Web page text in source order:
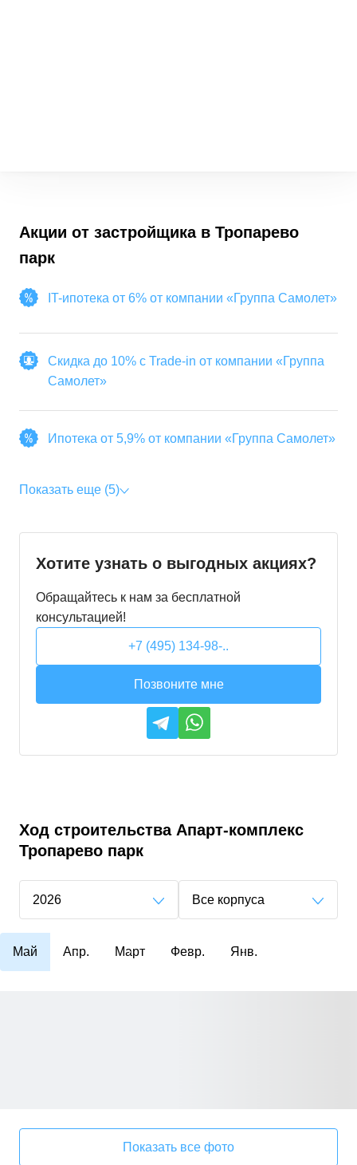
Акции от застройщика в Тропарево
парк
IT-ипотека от 6% от компании «Группа Самолет»
Скидка до 10% с Trade-in от компании «Группа
Самолет»
Ипотека от 5,9% от компании «Группа Самолет»
Показать еще (5)
Хотите узнать о выгодных акциях?
Обращайтесь к нам за бесплатной
консультацией!
+7 (495) 134-98-..
Позвоните мне
Ход строительства Апарт-комплекс
Тропарево парк
2026 Все корпуса
Май Апр. Март Февр. Янв.
Показать все фото